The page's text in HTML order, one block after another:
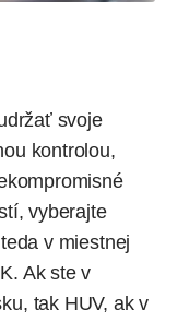
svoje
kontrolou,
vyberajte
v miestnej
Ak ste v
tak HUV, ak v